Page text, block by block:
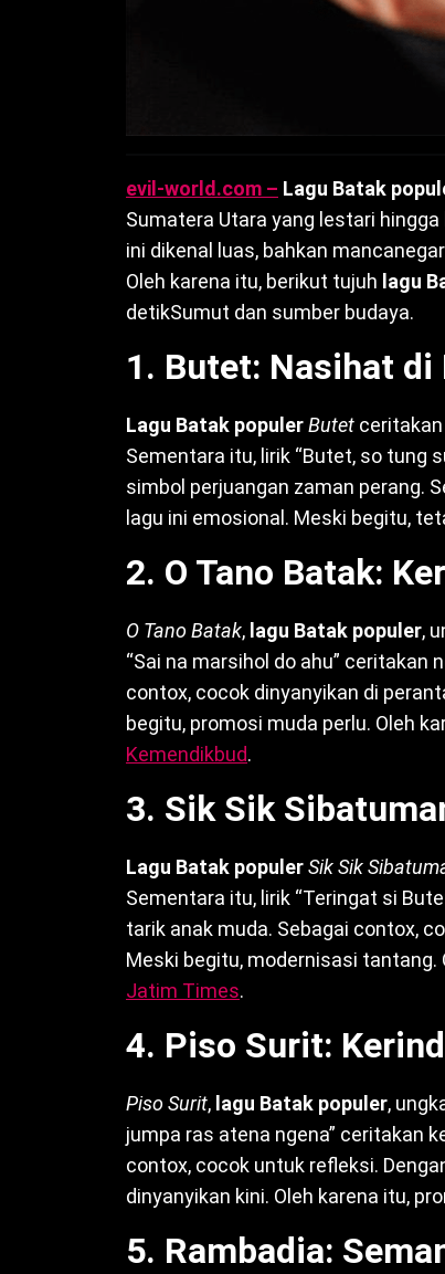
evil-world.com – Lagu Batak
Sumatera Utara yang lestari
ini dikenal luas, bahkan
Oleh karena itu, berikut tujuh lagu
detikSumut dan sumber budaya.
1. Butet: Nasihat di
Lagu Batak populerButet
Sementara itu, lirik “Butet, so tung
simbol perjuangan zaman perang.
lagu ini emosional. Meski begitu,
2. O Tano Batak:
O Tano Batak, lagu Batak populer,
“Sai na marsihol do ahu” ceritakan
contox, cocok dinyanyikan di
begitu, promosi muda perlu. Oleh
Kemendikbud.
3. Sik Sik
Lagu Batak populerSik Sik
Sementara itu, lirik “Teringat si
tarik anak muda. Sebagai contox,
Meski begitu, modernisasi tantang.
Jatim Times.
4. Piso Surit:
Piso Surit, lagu Batak populer,
jumpa ras atena ngena” ceritakan
contox, cocok untuk refleksi.
dinyanyikan kini. Oleh karena itu,
5. Rambadia: